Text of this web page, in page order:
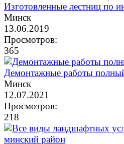
Изготовленные лестниц по
Минск
13.06.2019
Просмотров:
365
Демонтажные работы
Минск
12.07.2021
Просмотров:
218